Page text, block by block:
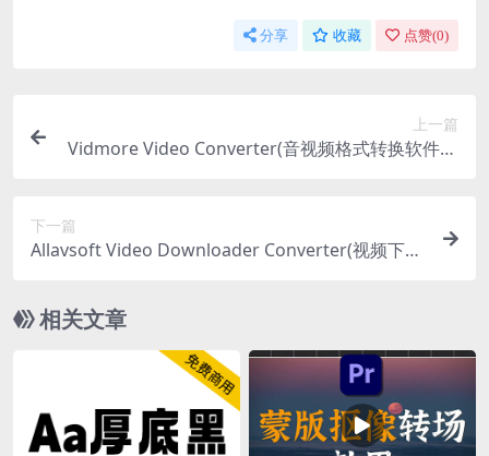
分享 收藏 点赞(0)
上一篇
Vidmore Video Converter(音视频格式转换软件) v
下一篇
Allavsoft Video Downloader Converter(视频下载
相关文章